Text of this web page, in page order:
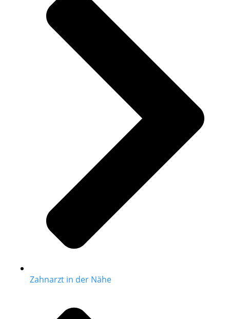
Zahnarzt in der Nähe